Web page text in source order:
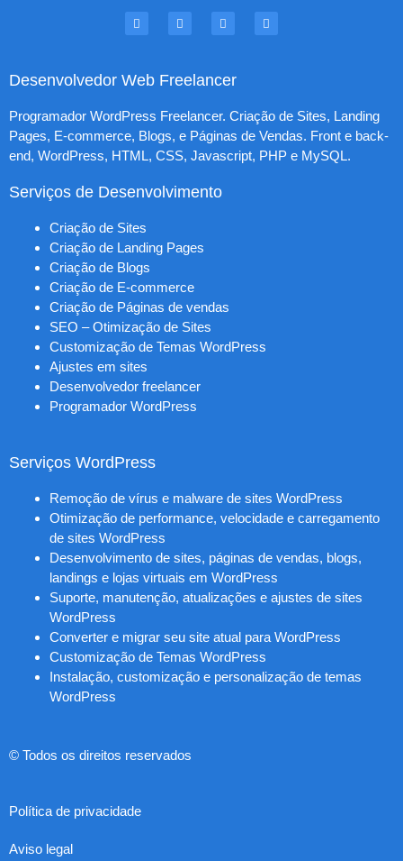
Desenvolvedor Web Freelancer
Programador WordPress Freelancer. Criação de Sites, Landing
Pages, E-commerce, Blogs, e Páginas de Vendas. Front e back-
end, WordPress, HTML, CSS, Javascript, PHP e MySQL.
Serviços de Desenvolvimento
Criação de Sites
Criação de Landing Pages
Criação de Blogs
Criação de E-commerce
Criação de Páginas de vendas
SEO – Otimização de Sites
Customização de Temas WordPress
Ajustes em sites
Desenvolvedor freelancer
Programador WordPress
Serviços WordPress
Remoção de vírus e malware de sites WordPress
Otimização de performance, velocidade e carregamento
de sites WordPress
Desenvolvimento de sites, páginas de vendas, blogs,
landings e lojas virtuais em WordPress
Suporte, manutenção, atualizações e ajustes de sites
WordPress
Converter e migrar seu site atual para WordPress
Customização de Temas WordPress
Instalação, customização e personalização de temas
WordPress
© Todos os direitos reservados
Política de privacidade
Aviso legal